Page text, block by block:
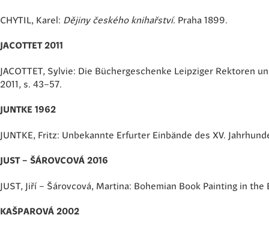
CHYTIL, Karel: Dějiny českého knihařství. Praha 1899.
JACOTTET 2011
JACOTTET, Sylvie: Die Büchergeschenke Leipziger
2011, s. 43–57.
JUNTKE 1962
JUNTKE, Fritz: Unbekannte Erfurter Einbände des XV.
JUST – ŠÁROVCOVÁ 2016
JUST, Jiří – Šárovcová, Martina: Bohemian Book Painting in
KAŠPAROVÁ 2002